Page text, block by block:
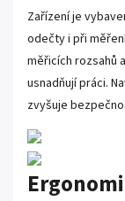
Zařízení je
odečty i při
měřicích rozsahů
usnadňují práci.
zvyšuje